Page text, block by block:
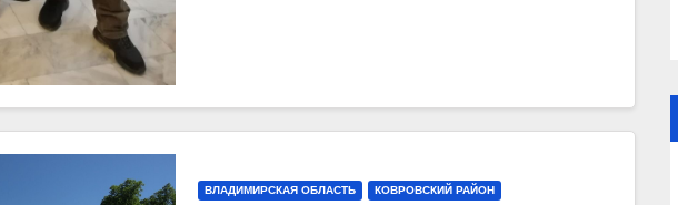
ВЛАДИМИРСКАЯ ОБЛАСТЬ КОВРОВСКИЙ РАЙОН